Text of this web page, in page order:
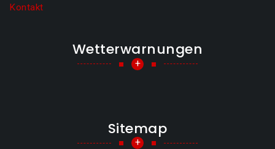
Kontakt
Wetterwarnungen
+
Sitemap
+